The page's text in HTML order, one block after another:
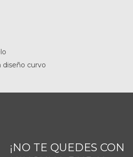
curvo
¡NO TE QUEDES CON